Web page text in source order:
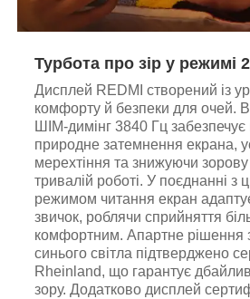
Турбота про зір у режимі
Дисплей REDMI створений із
комфорту й безпеки для очей.
ШІМ-димінг 3840 Гц
природне затемнення екрана,
мерехтіння та знижуючи
тривалій роботі. У поєднанні з
режимом читання екран
звичок, роблячи сприйняття
комфортним. Апартне рішення
синього світла підтверджено
Rheinland, що гарантує
зору. Додатково дисплей